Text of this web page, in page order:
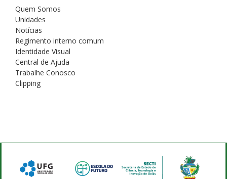
Quem Somos
Unidades
Notícias
Regimento interno comum
Identidade Visual
Central de Ajuda
Trabalhe Conosco
Clipping